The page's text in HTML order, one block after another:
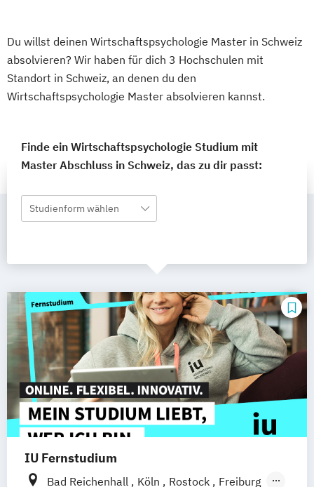
Du willst deinen Wirtschaftspsychologie Master in Schweiz
absolvieren? Wir haben für dich 3 Hochschulen mit
Standort in Schweiz, an denen du den
Wirtschaftspsychologie Master absolvieren kannst.
Finde ein Wirtschaftspsychologie Studium mit
Master Abschluss in Schweiz, das zu dir passt:
Studienform wählen
IU Fernstudium
Bad Reichenhall Köln Rostock
Freiburg